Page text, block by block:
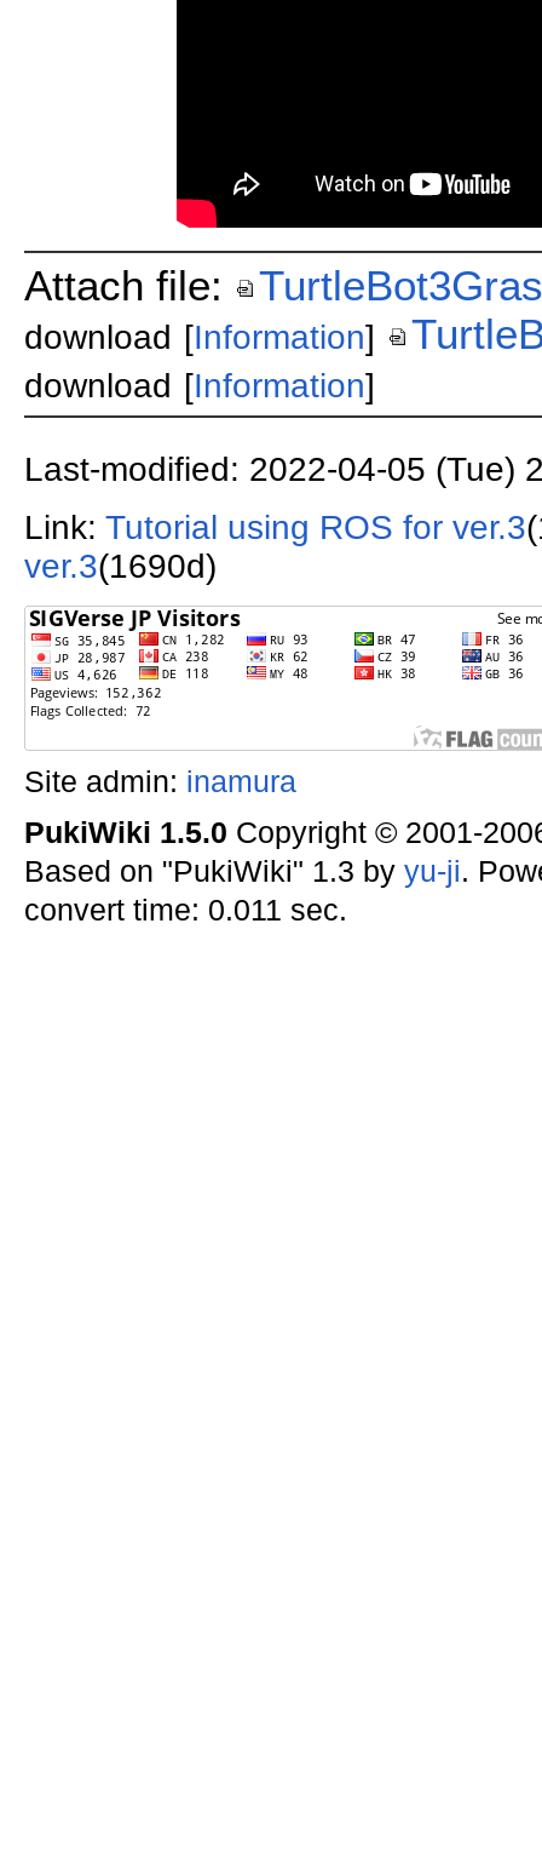
Attach file:
download [Information]
download [Information]
Last-modified: 2022-04-05 (Tue)
Link: Tutorial using ROS for ver.3
ver.3(1690d)
Site admin: inamura
PukiWiki 1.5.0 Copyright © 2001-
Based on "PukiWiki" 1.3 by yu-ji.
convert time: 0.011 sec.